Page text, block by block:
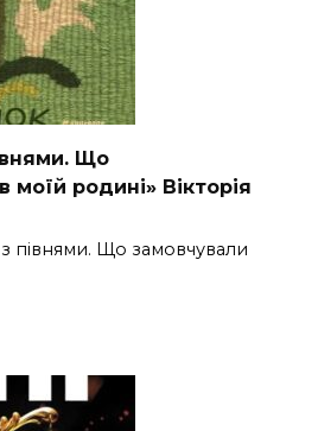
Що
моїй родині» Вікторія
півнями. Що замовчували